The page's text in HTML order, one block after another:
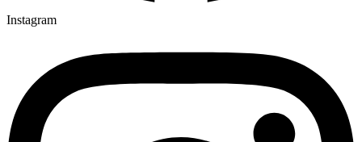
Instagram